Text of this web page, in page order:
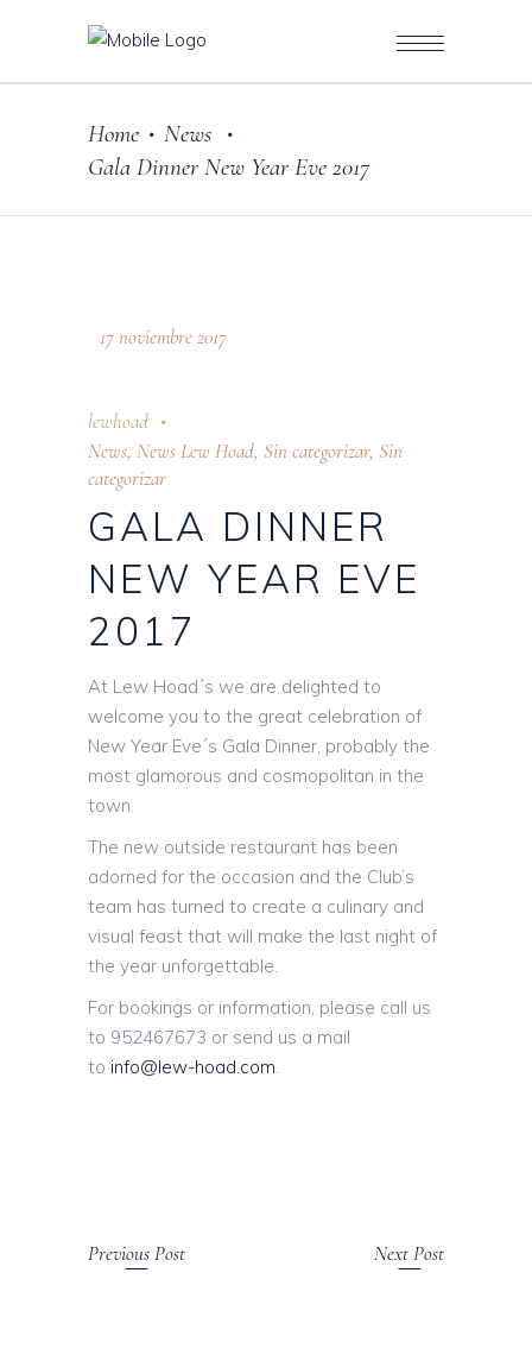
Home • News •
Gala Dinner New Year Eve 2017
17 noviembre 2017
lewhoad
News, News Lew Hoad, Sin categorizar, Sin
categorizar
GALA DINNER
NEW YEAR EVE
2017
At Lew Hoad´s we are delighted to
welcome you to the great celebration of
New Year Eve´s Gala Dinner, probably the
most glamorous and cosmopolitan in the
town.
The new outside restaurant has been
adorned for the occasion and the Club’s
team has turned to create a culinary and
visual feast that will make the last night of
the year unforgettable.
For bookings or information, please call us
to 952467673 or send us a mail
to info@lew-hoad.com.
Previous Post Next Post